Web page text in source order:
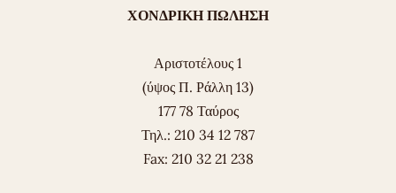
ΧΟΝΔΡΙΚΗ ΠΩΛΗΣΗ
Αριστοτέλους 1
(ύψος Π. Ράλλη 13)
177 78 Ταύρος
Τηλ.: 210 34 12 787
Fax: 210 32 21 238